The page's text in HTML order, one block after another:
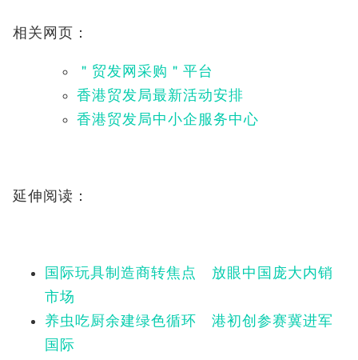
相关网页：
＂贸发网采购＂平台
香港贸发局最新活动安排
香港贸发局中小企服务中心
延伸阅读：
国际玩具制造商转焦点 放眼中国庞大内销
市场
养虫吃厨余建绿色循环 港初创参赛冀进军
国际